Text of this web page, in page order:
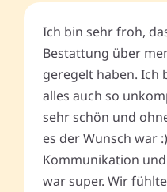
Ich bin sehr froh,
Bestattung über
geregelt haben. Ich
alles auch so
sehr schön und
es der Wunsch war
Kommunikation
war super. Wir